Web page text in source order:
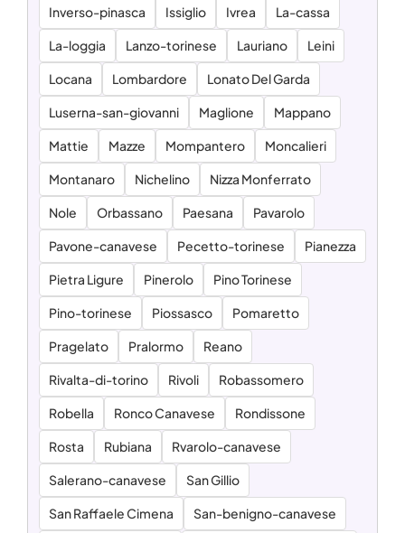
Inverso-pinasca Issiglio Ivrea La-cassa
La-loggia Lanzo-torinese Lauriano Leini
Locana Lombardore Lonato Del Garda
Luserna-san-giovanni Maglione Mappano
Mattie Mazze Mompantero Moncalieri
Montanaro Nichelino Nizza Monferrato
Nole Orbassano Paesana Pavarolo
Pavone-canavese Pecetto-torinese Pianezza
Pietra Ligure Pinerolo Pino Torinese
Pino-torinese Piossasco Pomaretto
Pragelato Pralormo Reano
Rivalta-di-torino Rivoli Robassomero
Robella Ronco Canavese Rondissone
Rosta Rubiana Rvarolo-canavese
Salerano-canavese San Gillio
San Raffaele Cimena San-benigno-canavese